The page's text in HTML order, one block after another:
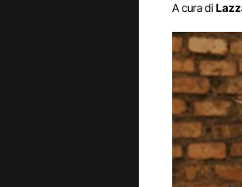
A cura di